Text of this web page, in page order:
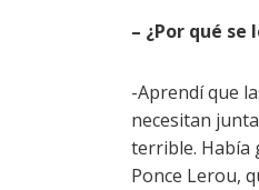
– ¿Por qué
-Aprendí que
necesitan
terrible. Había
Ponce Lerou,